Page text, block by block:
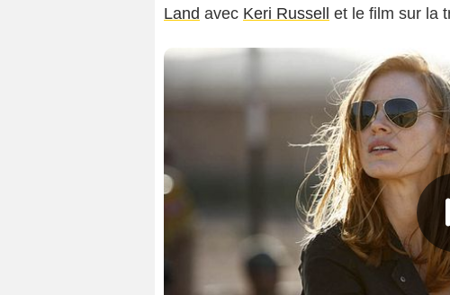
Land avec Keri Russell et le film sur la